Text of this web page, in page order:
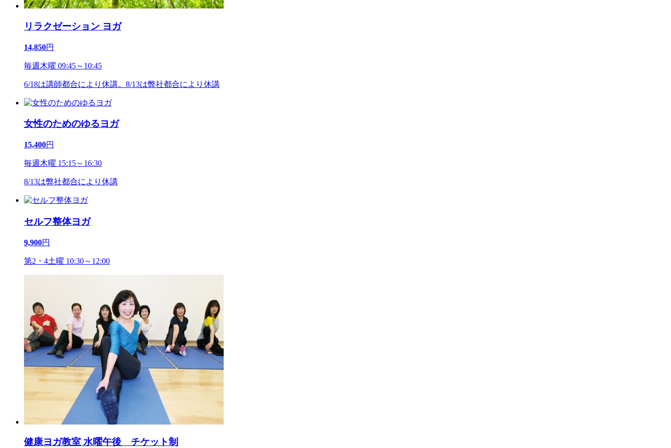
リラクゼーション ヨガ
14,850円
毎週木曜 09:45～10:45
6/18は講師都合により休講。8/13は弊社都合により休講
女性のためのゆるヨガ
15,400円
毎週木曜 15:15～16:30
8/13は弊社都合により休講
セルフ整体ヨガ
9,900円
第2・4土曜 10:30～12:00
健康ヨガ教室 水曜午後 チケット制